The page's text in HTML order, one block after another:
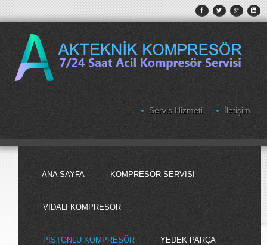
İletişim
Servis Hizmeti
ANA SAYFA KOMPRESÖR SERVISI
VIDALI KOMPRESÖR
PISTONLU KOMPRESÖR YEDEK PARÇA